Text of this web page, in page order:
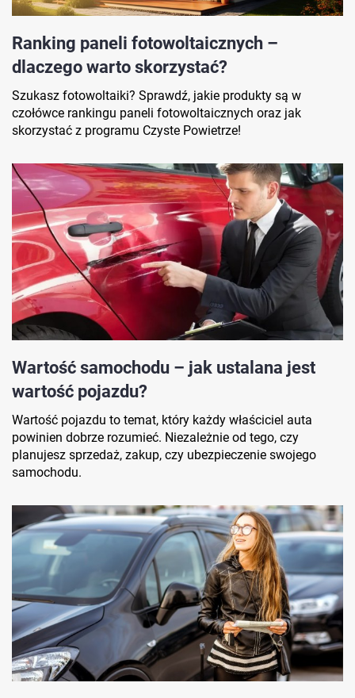
Ranking paneli fotowoltaicznych –
dlaczego warto skorzystać?
Szukasz fotowoltaiki? Sprawdź, jakie produkty są w
czołówce rankingu paneli fotowoltaicznych oraz jak
skorzystać z programu Czyste Powietrze!
Wartość samochodu – jak ustalana jest
wartość pojazdu?
Wartość pojazdu to temat, który każdy właściciel auta
powinien dobrze rozumieć. Niezależnie od tego, czy
planujesz sprzedaż, zakup, czy ubezpieczenie swojego
samochodu.